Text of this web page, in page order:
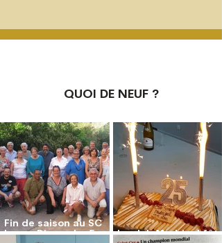
QUOI DE NEUF ?
Fin de saison au SC
Lyon - Dimanche 5
Le club Madrigal fête